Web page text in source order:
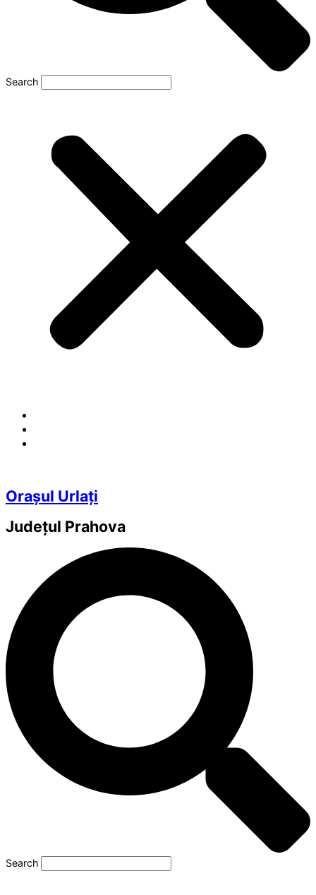
Search
Orașul Urlați
Județul Prahova
Search